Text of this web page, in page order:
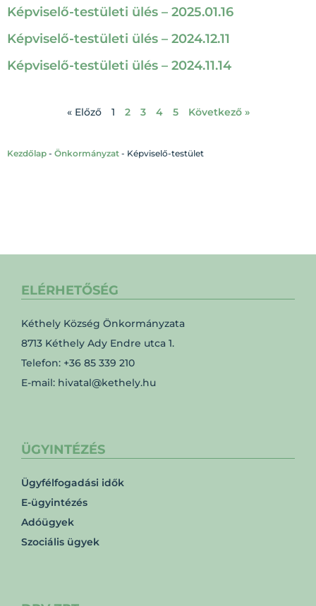
Képviselő-testületi ülés – 2025.01.16
Képviselő-testületi ülés – 2024.12.11
Képviselő-testületi ülés – 2024.11.14
« Előző 1 2 3 4 5 Következő »
Kezdőlap - Önkormányzat - Képviselő-testület
ELÉRHETŐSÉG
Kéthely Község Önkormányzata
8713 Kéthely Ady Endre utca 1.
Telefon: +36 85 339 210
E-mail: hivatal@kethely.hu
ÜGYINTÉZÉS
Ügyfélfogadási idők
E-ügyintézés
Adóügyek
Szociális ügyek